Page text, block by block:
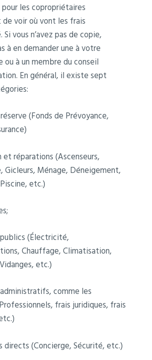
les copropriétaires
voir où vont les frais
vous n’avez pas de copie,
à en demander une à votre
ou à un membre du conseil
En général, il existe sept
(Fonds de Prévoyance,
réparations (Ascenseurs,
Gicleurs, Ménage, Déneigement,
etc.)
(Électricité,
Chauffage, Climatisation,
etc.)
comme les
frais juridiques, frais
directs (Concierge, Sécurité, etc.)